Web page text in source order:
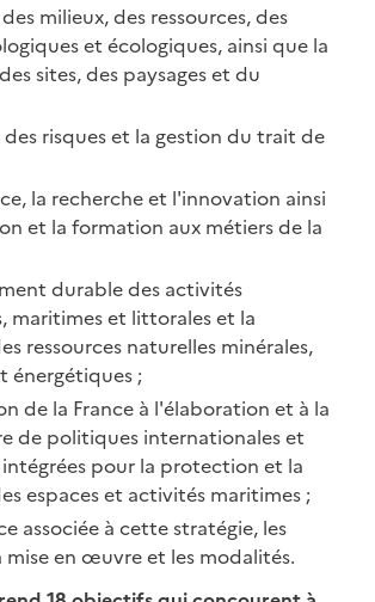
milieux, des ressources, des
et écologiques, ainsi que la
sites, des paysages et du
risques et la gestion du trait de
la recherche et l'innovation ainsi
et la formation aux métiers de la
durable des activités
maritimes et littorales et la
ressources naturelles minérales,
énergétiques ;
de la France à l'élaboration et à la
de politiques internationales et
pour la protection et la
espaces et activités maritimes ;
associée à cette stratégie, les
mise en œuvre et les modalités.